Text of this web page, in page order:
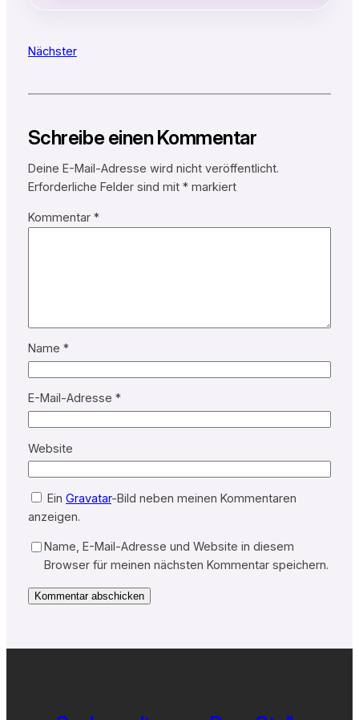
Nächster
Schreibe einen Kommentar
Deine E-Mail-Adresse wird nicht veröffentlicht.
Erforderliche Felder sind mit *markiert
Kommentar *
Name *
E-Mail-Adresse *
Website
Ein Gravatar-Bild neben meinen Kommentaren
anzeigen.
Name, E-Mail-Adresse und Website in diesem
Browser für meinen nächsten Kommentar speichern.